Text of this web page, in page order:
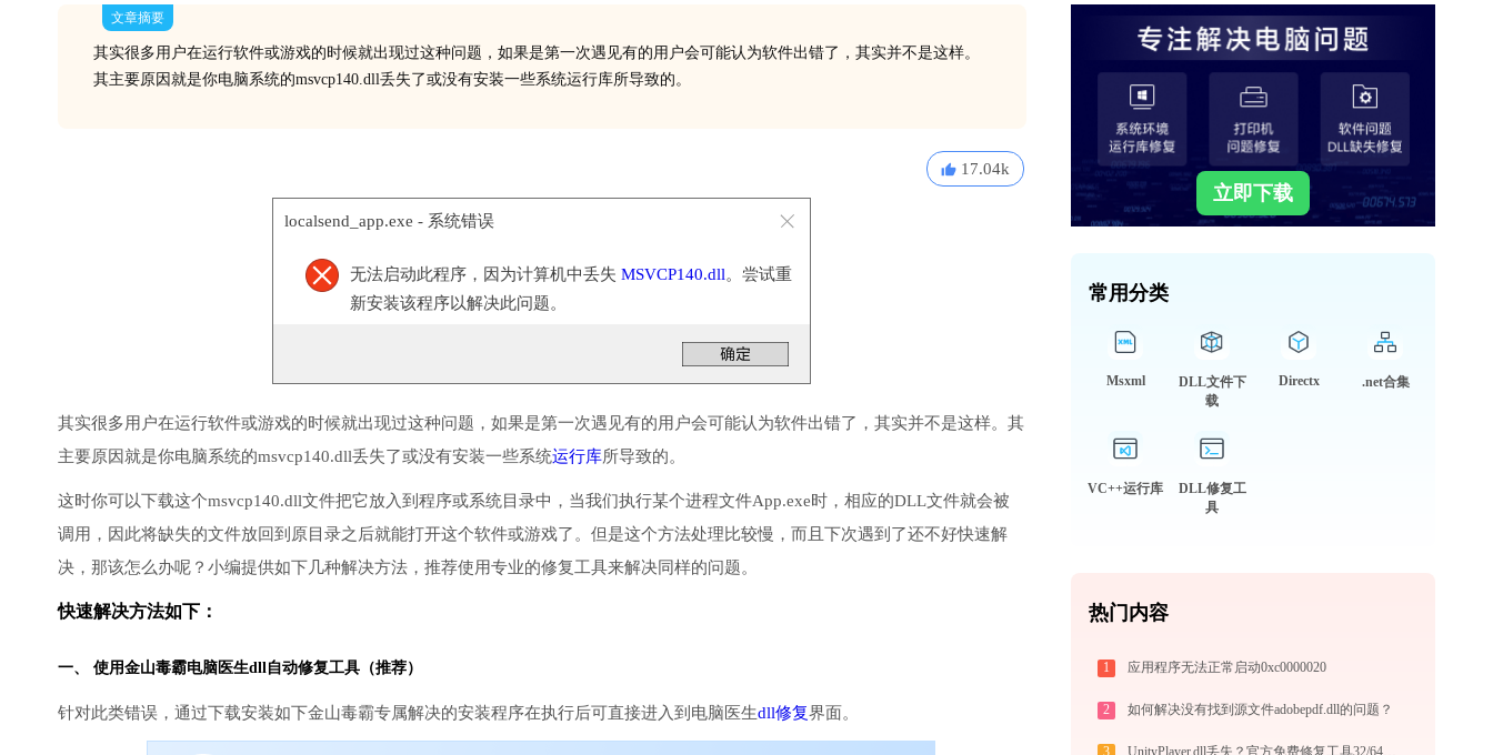
文章摘要
其实很多用户在运行软件或游戏的时候就出现过这种问题，如果是第一次遇见有的用户会可能认为软件出错了，其实并不是这样。
其主要原因就是你电脑系统的msvcp140.dll丢失了或没有安装一些系统运行库所导致的。
17.04k
localsend_app.exe - 系统错误
无法启动此程序，因为计算机中丢失 MSVCP140.dll。尝试重
新安装该程序以解决此问题。
其实很多用户在运行软件或游戏的时候就出现过这种问题，如果是第一次遇见有的用户会可能认为软件出错了，其实并不是这样。其
主要原因就是你电脑系统的msvcp140.dll丢失了或没有安装一些系统运行库所导致的。
这时你可以下载这个msvcp140.dll文件把它放入到程序或系统目录中，当我们执行某个进程文件App.exe时，相应的DLL文件就会被
调用，因此将缺失的文件放回到原目录之后就能打开这个软件或游戏了。但是这个方法处理比较慢，而且下次遇到了还不好快速解
决，那该怎么办呢？小编提供如下几种解决方法，推荐使用专业的修复工具来解决同样的问题。
快速解决方法如下：
一、 使用金山毒霸电脑医生dll自动修复工具（推荐）
针对此类错误，通过下载安装如下金山毒霸专属解决的安装程序在执行后可直接进入到电脑医生dll修复界面。
立即下载
常用分类
Msxml
DLL文件下
载
Directx .net合集
VC++运行库
DLL修复工
具
热门内容
1 应用程序无法正常启动0xc0000020
2 如何解决没有找到源文件adobepdf.dll的问题？
3 UnityPlayer.dll丢失？官方免费修复工具32/64位一键修复